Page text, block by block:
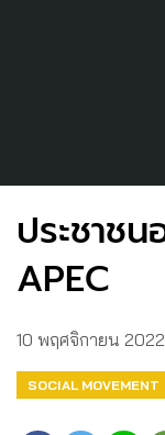
ประชาช
APEC
10 พฤศจิกายน 2022
SOCIAL MOVEMENT